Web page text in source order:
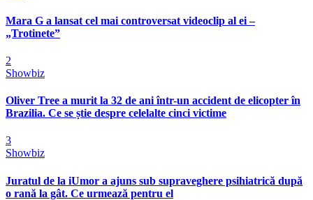
Mara G a lansat cel mai controversat videoclip al ei –
„Trotinete”
2
Showbiz
Oliver Tree a murit la 32 de ani într-un accident de elicopter în
Brazilia. Ce se știe despre celelalte cinci victime
3
Showbiz
Juratul de la iUmor a ajuns sub supraveghere psihiatrică după
o rană la gât. Ce urmează pentru el